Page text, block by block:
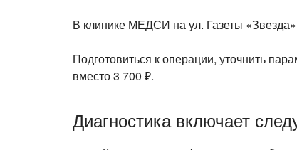
В клинике МЕДСИ на ул. Газеты «Звезда»
Подготовиться к операции, уточнить
вместо 3 700 ₽.
Диагностика включает